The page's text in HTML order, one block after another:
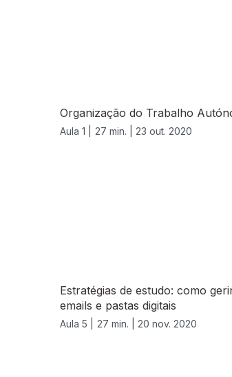
Organização do Trabalho
Aula 1 | 27 min. | 23 out. 2020
Estratégias de estudo: como
emails e pastas digitais
Aula 5 | 27 min. | 20 nov. 2020